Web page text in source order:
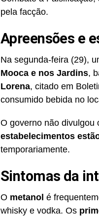
pela facção.
Apreensões e
Na segunda-feira (29),
Mooca e nos Jardins,
Lorena, citado em
consumido bebida no
O governo não divulgou
estabelecimentos
temporariamente.
Sintomas da
O metanol é
whisky e vodka. Os